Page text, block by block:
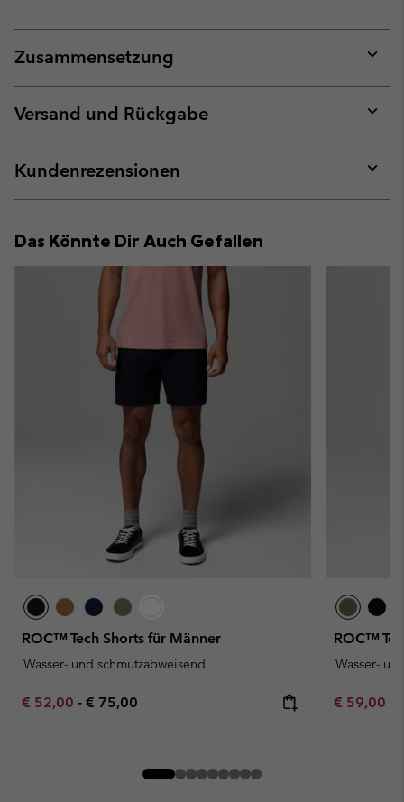
Zusammensetzung
or
Versand und Rückgabe
or
Kundenrezensionen
or
Das Könnte Dir Auch Gefallen
ROC™ Tech Shorts für Männer
Wasser- und schmutzabweisend
Minimum sale price:
€ 52,00 - Maximum price:
€ 75,00
ROC™
Wasser-
Minimum
€ 59,00